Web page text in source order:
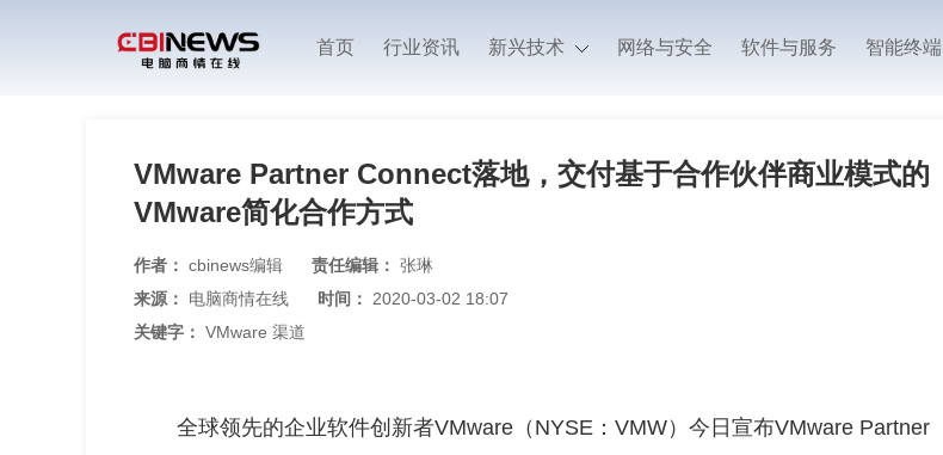
首页 行业资讯 新兴技术 网络与安全 软件与服务 智能终端
VMware Partner Connect落地，交付基于合作伙伴商业模式的
VMware简化合作方式
作者： cbinews编辑 责任编辑： 张琳
来源： 电脑商情在线 时间： 2020-03-02 18:07
关键字： VMware 渠道
全球领先的企业软件创新者VMware（NYSE：VMW）今日宣布VMware Partner